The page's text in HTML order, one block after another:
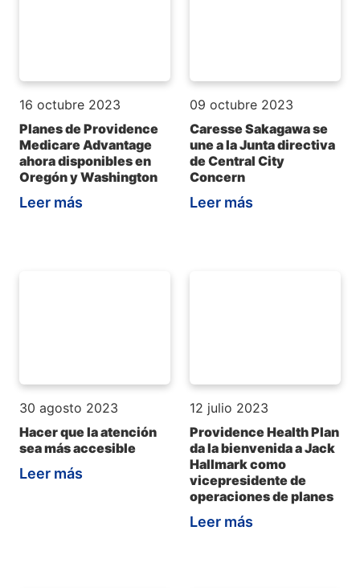
16 octubre 2023
Planes de Providence
Medicare Advantage
ahora disponibles en
Oregón y Washington
Leer más
09 octubre 2023
Caresse Sakagawa se
une a la Junta directiva
de Central City
Concern
Leer más
30 agosto 2023
Hacer que la atención
sea más accesible
Leer más
12 julio 2023
Providence Health Plan
da la bienvenida a Jack
Hallmark como
vicepresidente de
operaciones de planes
Leer más